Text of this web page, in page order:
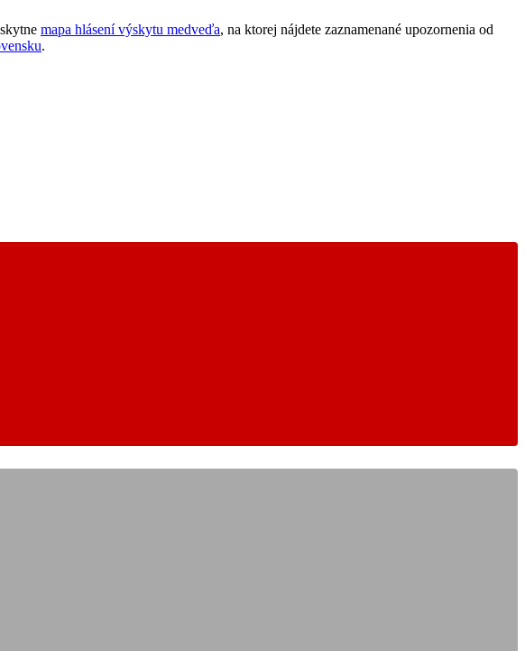
mapa hlásení výskytu medveďa, na ktorej nájdete zaznamenané upozornenia od
.